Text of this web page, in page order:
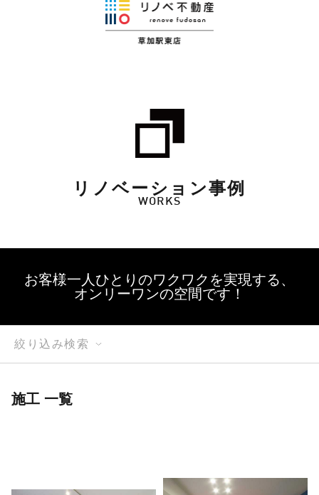
リノベーション事例
WORKS
お客様一人ひとりのワクワクを実現する、
オンリーワンの空間です！
絞り込み検索
施工 一覧